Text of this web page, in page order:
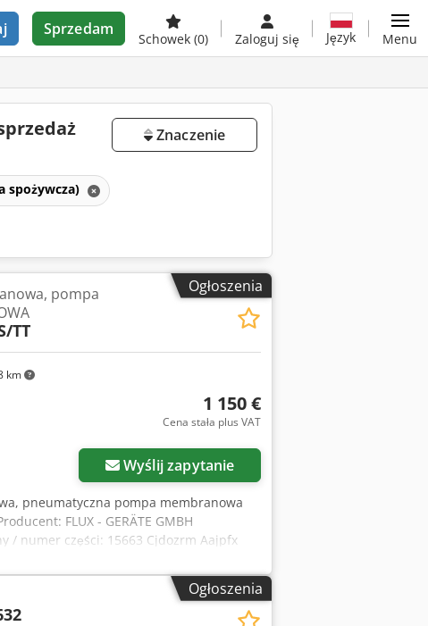
Sprzedam
Schowek (0) Zaloguj się Język Menu
Znaczenie
spożywcza)
Ogłoszenia
km
pompa
TT
1 150 €
Cena stała plus VAT
Wyślij zapytanie
pneumatyczna pompa membranowa
FLUX - GERÄTE GMBH
/ numer części: 15663 Cjdozrm Aajpfx
robocze (PN max): 8 bar Materiał
/ Teflon (TT) Rozmiar przyłącza: 1" (DN
Ogłoszenia